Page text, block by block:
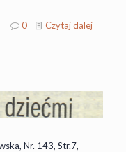
0 Czytaj dalej
Nr. 143, Str.7,